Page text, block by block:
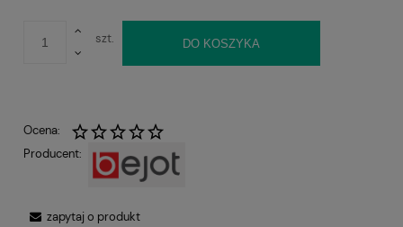
szt. DO KOSZYKA
Ocena:
Producent:
zapytaj o produkt